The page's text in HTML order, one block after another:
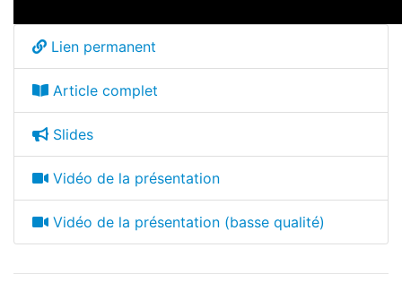
Lien permanent
Article complet
Slides
Vidéo de la présentation
Vidéo de la présentation (basse qualité)